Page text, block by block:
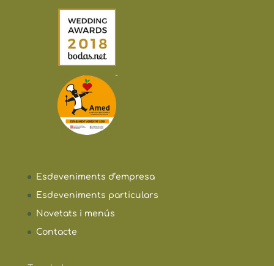
Esdeveniments d’empresa
Esdeveniments particulars
Novetats i menús
Contacte